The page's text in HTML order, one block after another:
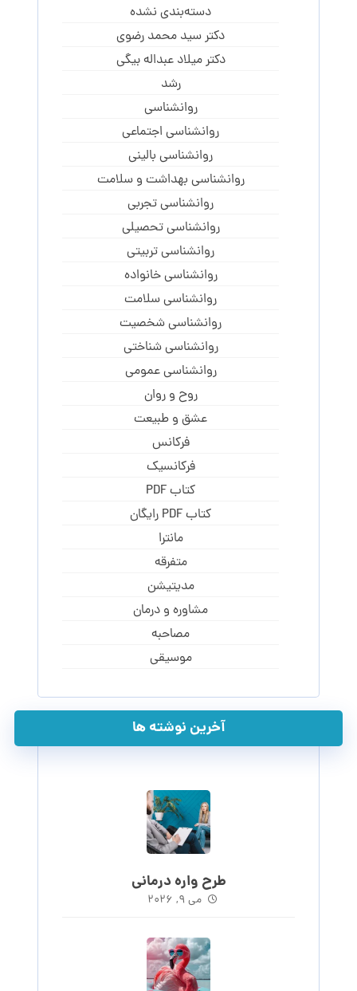
دسته‌بندی نشده
دکتر سید محمد رضوی
دکتر میلاد عبداله بیگی
رشد
روانشناسی
روانشناسی اجتماعی
روانشناسی بالینی
روانشناسی بهداشت و سلامت
روانشناسی تجربی
روانشناسی تحصیلی
روانشناسی تربیتی
روانشناسی خانواده
روانشناسی سلامت
روانشناسی شخصیت
روانشناسی شناختی
روانشناسی عمومی
روح و روان
عشق و طبیعت
فرکانس
فرکانسیک
کتاب PDF
کتاب PDF رایگان
مانترا
متفرقه
مدیتیشن
مشاوره و درمان
مصاحبه
موسیقی
آخرین نوشته ها
طرح واره درمانی
می ۹, ۲۰۲۶